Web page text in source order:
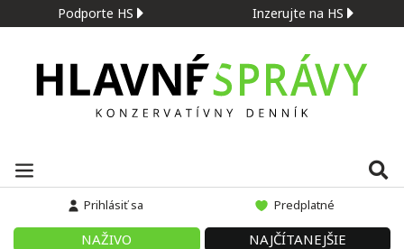
Podporte HS Inzerujte na HS
Prihlásiť sa Predplatné
NAŽIVO
NAJČÍTANEJŠIE